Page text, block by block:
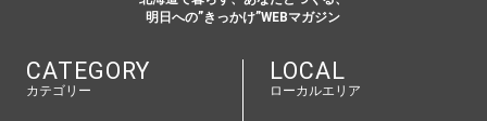
明日への”きっかけ”WEBマガジン
CATEGORY
カテゴリー
LOCAL
ローカルエリア